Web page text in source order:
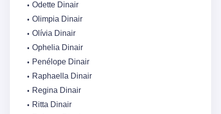
Odette Dinair
Olimpia Dinair
Olívia Dinair
Ophelia Dinair
Penélope Dinair
Raphaella Dinair
Regina Dinair
Ritta Dinair